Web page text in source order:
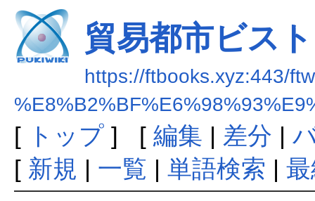
貿易都市ビス
https://ftbooks.xyz:443/
[ トップ] [ 編集 | 差分 |
[ 新規 | 一覧 | 単語検索 |